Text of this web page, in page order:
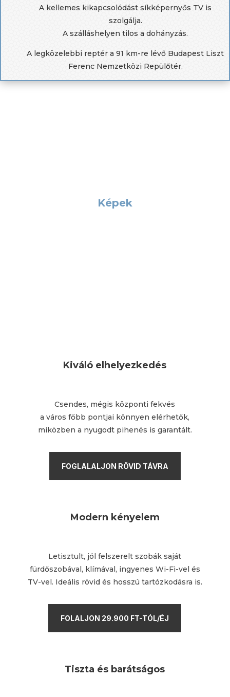
A kellemes kikapcsolódást síkképernyős TV is
szolgálja.
A szálláshelyen tilos a dohányzás.
A legközelebbi reptér a 91 km-re lévő Budapest Liszt
Ferenc Nemzetközi Repülőtér.
Képek
Kiváló elhelyezkedés
Csendes, mégis központi fekvés
a város főbb pontjai könnyen elérhetők,
miközben a nyugodt pihenés is garantált.
FOGLALALJON RÖVID TÁVRA
Modern kényelem
Letisztult, jól felszerelt szobák saját
fürdőszobával, klímával, ingyenes Wi-Fi-vel és
TV-vel. Ideális rövid és hosszú tartózkodásra is.
FOLALJON 29.900 FT-TÓL/ÉJ
Tiszta és barátságos